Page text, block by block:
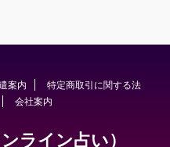
案内
特定商取引に関する法
会社案内
ライン占い）